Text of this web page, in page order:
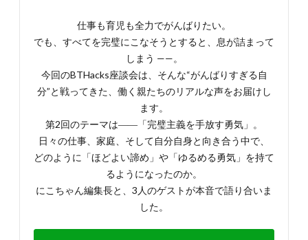
仕事も育児も全力でがんばりたい。
でも、すべてを完璧にこなそうとすると、息が詰まって
しまう ——。
今回のBTHacks座談会は、そんな“がんばりすぎる自
分”と戦ってきた、働く親たちのリアルな声をお届けし
ます。
第2回のテーマは――「完璧主義を手放す勇気」。
日々の仕事、家庭、そして自分自身と向き合う中で、
どのように「ほどよい諦め」や「ゆるめる勇気」を持て
るようになったのか。
にこちゃん編集長と、3人のゲストが本音で語り合いま
した。